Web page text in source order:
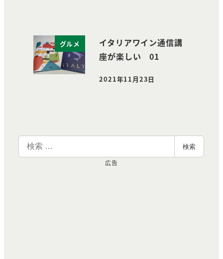
グルメ
イタリアワイン通信講
座が楽しい 01
投稿日
2021年11月23日
索
検索
広告